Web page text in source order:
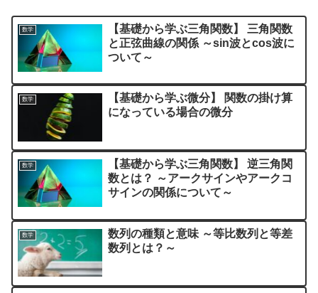
数学
【基礎から学ぶ三角関数】 三角関数
と正弦曲線の関係 ～sin波とcos波に
ついて～
数学
【基礎から学ぶ微分】 関数の掛け算
になっている場合の微分
数学
【基礎から学ぶ三角関数】 逆三角関
数とは？ ～アークサインやアークコ
サインの関係について～
数学
数列の種類と意味 ～等比数列と等差
数列とは？～